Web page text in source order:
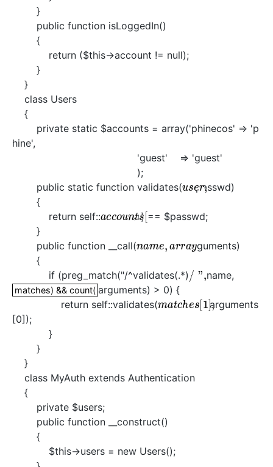
}
public function isLoggedIn()
{
return ($this->account != null);
}
}
class Users
{
private static $accounts = array('phinecos' => 'p
hine',
'guest' => 'guest'
);
public static function validates(user,
passwd)
{
return self::accounts[
user] == $passwd;
}
public function __call(name,a rrayarguments)
{
if (preg_match("/^validates(.*) /" name,
matches) && count(
matches) && count(arguments) > 0) {
return self::validates(matches[ 1] ,arguments
[0]);
}
}
}
class MyAuth extends Authentication
{
private $users;
public function __construct()
{
$this->users = new Users();